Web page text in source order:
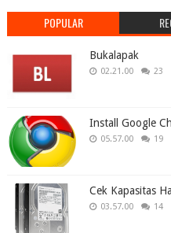
POPULAR
Bukalapak
02.21.00 23
Install Google
05.57.00 19
Cek Kapasitas
03.57.00 14